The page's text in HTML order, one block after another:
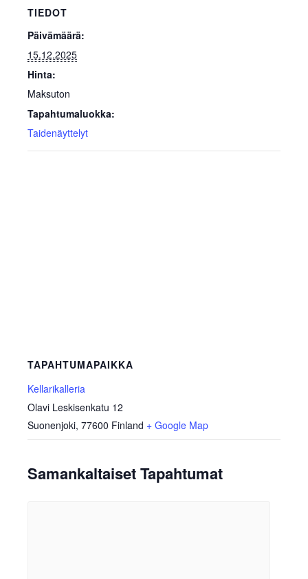
TIEDOT
Päivämäärä:
15.12.2025
Hinta:
Maksuton
Tapahtumaluokka:
Taidenäyttelyt
TAPAHTUMAPAIKKA
Kellarikalleria
Olavi Leskisenkatu 12
Suonenjoki, 77600 Finland + Google Map
Samankaltaiset Tapahtumat